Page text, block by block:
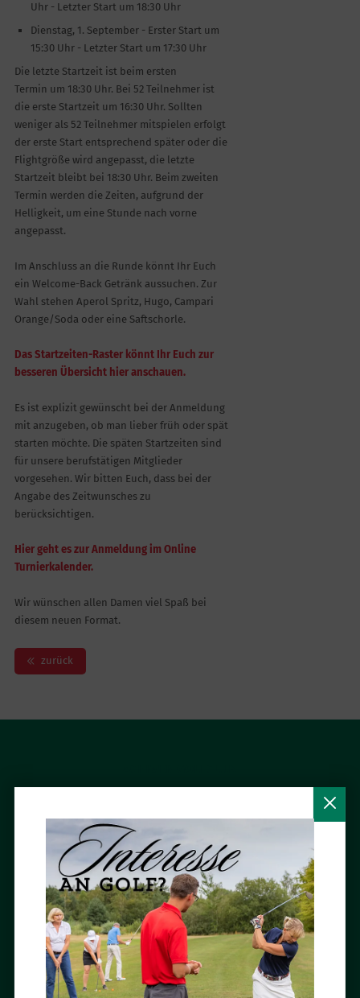
Uhr - Letzter Start um 18:30 Uhr
Dienstag, 1. September - Erster Start um
15:30 Uhr - Letzter Start um 17:30 Uhr
Die letzte Startzeit ist beim ersten
Termin um 18:30 Uhr. Bei 52 Teilnehmer ist
die erste Startzeit um 16:30 Uhr. Sollten
weniger als 52 Teilnehmer mitspielen erfolgt
der erste Start entsprechend später oder die
Flightgröße wird angepasst, die letzte
Startzeit bleibt bei 18:30 Uhr. Beim zweiten
Termin werden die Zeiten, aufgrund der
Helligkeit, um eine Stunde nach vorne
angepasst.
Im Anschluss an die Runde könnt Ihr Euch
ein Welcome-Back Getränk aussuchen. Zur
Wahl stehen Aperol Spritz, Hugo, Campari
Orange/Soda oder eine Saftschorle.
Das Startzeiten-Raster könnt Ihr Euch zur
besseren Übersicht hier anschauen.
Es ist explizit gewünscht bei der Anmeldung
mit anzugeben, ob man lieber früh oder spät
starten möchte. Die späten Startzeiten sind
für unsere berufstätigen Mitglieder
vorgesehen. Wir bitten Euch, dass bei der
Angabe des Zeitwunsches zu
berücksichtigen.
Hier geht es zur Anmeldung im Online
Turnierkalender.
Wir wünschen allen Damen viel Spaß bei
diesem neuen Format.
zurück
Tel.: 04202 / 97 40-0
Fax: 04202 / 97 40-10
info (at) achimergolfclub.de
BESUCH UNS AUF FACEBOOK
NEWSLETTER ABONNIEREN